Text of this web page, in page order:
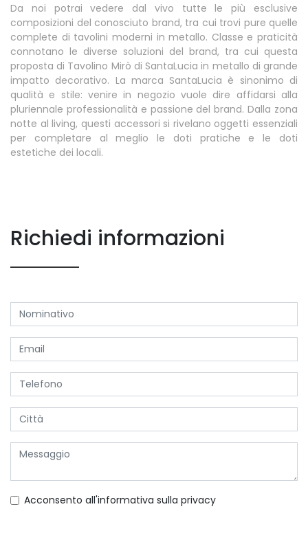
Da noi potrai vedere dal vivo tutte le più esclusive
composizioni del conosciuto brand, tra cui trovi pure quelle
complete di tavolini moderni in metallo. Classe e praticità
connotano le diverse soluzioni del brand, tra cui questa
proposta di Tavolino Mirò di SantaLucia in metallo di grande
impatto decorativo. La marca SantaLucia è sinonimo di
qualità e stile: venire in negozio vuole dire affidarsi alla
pluriennale professionalità e passione del brand. Dalla zona
notte al living, questi accessori si rivelano oggetti essenziali
per completare al meglio le doti pratiche e le doti
estetiche dei locali.
Richiedi informazioni
Acconsento all'informativa sulla privacy